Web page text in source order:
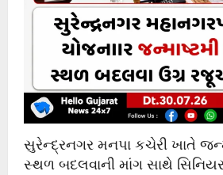
સુરેન્દ્રનગર મનપા કચેરી ખાતે
સ્થળ બદલવાની માંગ સાથે